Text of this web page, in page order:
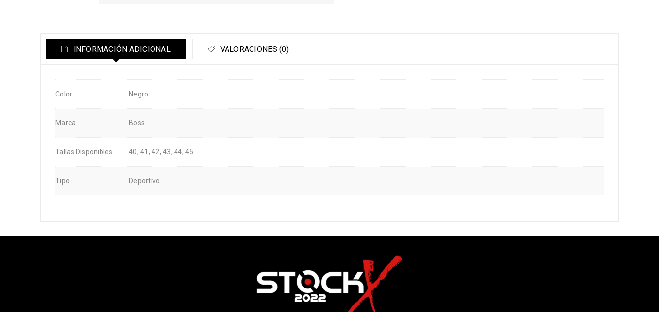
INFORMACIÓN ADICIONAL VALORACIONES (0)
Color Negro
Marca Boss
Tallas Disponibles 40, 41, 42, 43, 44, 45
Tipo Deportivo